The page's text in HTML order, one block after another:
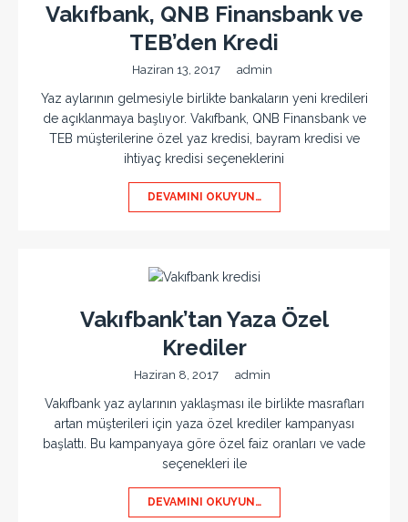
Vakıfbank, QNB Finansbank ve
TEB’den Kredi
Haziran 13, 2017 admin
Yaz aylarının gelmesiyle birlikte bankaların yeni kredileri
de açıklanmaya başlıyor. Vakıfbank, QNB Finansbank ve
TEB müşterilerine özel yaz kredisi, bayram kredisi ve
ihtiyaç kredisi seçeneklerini
DEVAMINI OKUYUN…
Vakıfbank’tan Yaza Özel
Krediler
Haziran 8, 2017 admin
Vakıfbank yaz aylarının yaklaşması ile birlikte masrafları
artan müşterileri için yaza özel krediler kampanyası
başlattı. Bu kampanyaya göre özel faiz oranları ve vade
seçenekleri ile
DEVAMINI OKUYUN…